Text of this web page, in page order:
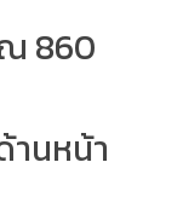
860
านหน้า